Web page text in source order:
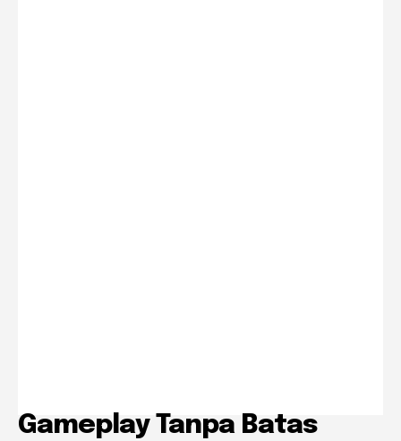
Gameplay Tanpa Batas